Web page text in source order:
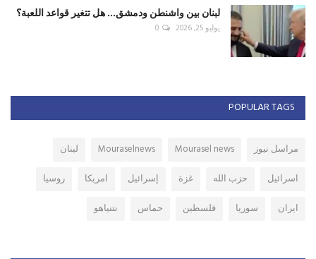
لبنان بين واشنطن ودمشق... هل تتغير قواعد اللعبة؟
يوليو 25, 2026 0
POPULAR TAGS
مراسل نيوز Mourasel news
Mouraselnews
لبنان
اسرائيل
حزب الله غزة إسرائيل امريكا
روسيا
ايران
سوريا فلسطين حماس نتنياهو